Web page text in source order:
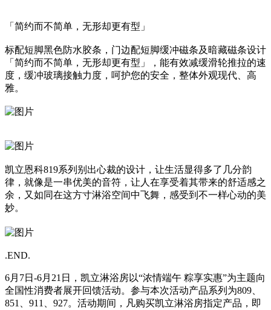
「简约而不简单，无形却更有型」
标配短脚黑色防水胶条，门边配短脚缓冲磁条及暗藏磁条设计
「简约而不简单，无形却更有型」，能有效减缓滑轮推拉的速
度，缓冲玻璃接触力度，呵护您的安全，整体外观现代、高
雅。
凯立恩科819系列别出心裁的设计，让生活显得多了几分韵
律，就像是一串优美的音符，让人在享受着其带来的舒适感之
余，又如同在这方寸淋浴空间中飞舞，感受到不一样心动的美
妙。
.END.
6月7日-6月21日，凯立淋浴房以“浓情端午 粽享实惠”为主题向
全国性消费者展开回馈活动。参与本次活动产品系列为809、
851、911、927。活动期间，凡购买凯立淋浴房指定产品，即